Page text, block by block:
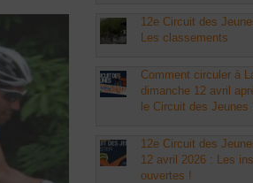
12e Circuit des
Les classements
Comment circuler à
dimanche 12 avril
le Circuit des Jeunes
12e Circuit des
12 avril 2026 : Les
ouvertes !